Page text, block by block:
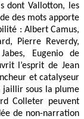
dont Vallotton, les
des mots apporte
: Albert Camus,
Pierre Reverdy,
Eugenio de
l’esprit de Jean
et catalyseur
sous la plume
Colleter peuvent
de non-narration